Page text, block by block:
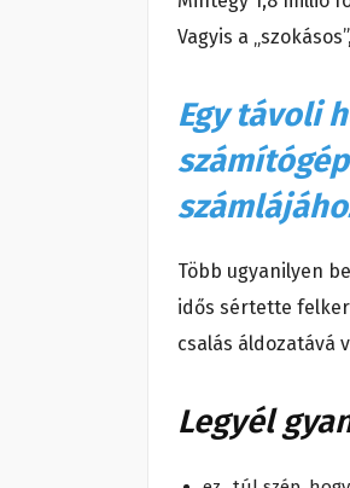
Vagyis a
Egy távoli
Több ugyanilyen
idős sértette
csalás áldozatává
Legyél